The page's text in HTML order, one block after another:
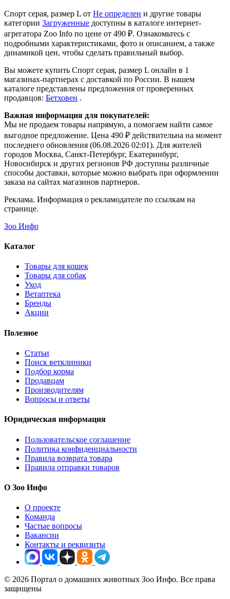
Спорт серая, размер L от Не определен и другие товары
категории Загруженные доступны в каталоге интернет-
агрегатора Zoo Info по цене от 490 ₽. Ознакомьтесь с
подробными характеристиками, фото и описанием, а также
динамикой цен, чтобы сделать правильный выбор.
Вы можете купить Спорт серая, размер L онлайн в 1
магазинах-партнерах с доставкой по России. В нашем
каталоге представлены предложения от проверенных
продавцов: Бетховен .
Важная информация для покупателей:
Мы не продаем товары напрямую, а помогаем найти самое
выгодное предложение. Цена 490 ₽ действительна на момент
последнего обновления (06.08.2026 02:01). Для жителей
городов Москва, Санкт-Петербург, Екатеринбург,
Новосибирск и других регионов РФ доступны различные
способы доставки, которые можно выбрать при оформлении
заказа на сайтах магазинов партнеров.
Реклама. Информация о рекламодателе по ссылкам на
странице.
Зоо Инфо
Каталог
Товары для кошек
Товары для собак
Уход
Ветаптека
Бренды
Акции
Полезное
Статьи
Поиск ветклиники
Подбор корма
Продавцам
Производителям
Вопросы и ответы
Юридическая информация
Пользовательское соглашение
Политика конфиденциальности
Правила возврата товара
Правила отправки товаров
О Зоо Инфо
О проекте
Команда
Частые вопросы
Вакансии
Контакты и реквизиты
© 2026 Портал о домашних животных Зоо Инфо. Все права
защищены